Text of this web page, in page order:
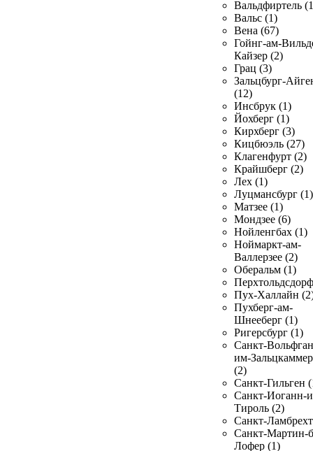
Вальдфиртель
Вальс (1)
Вена (67)
Гойнг-ам-
Кайзер (2)
Грац (3)
Зальцбург-
(12)
Инсбрук (1)
Йохберг (1)
Кирхберг (3)
Кицбюэль (27)
Клагенфурт (2)
Крайшберг (2)
Лех (1)
Луцмансбург (1)
Матзее (1)
Мондзее (6)
Нойленгбах (1)
Ноймаркт-ам-
Валлерзее (2)
Оберальм (1)
Пух-Халлайн
Пухберг-ам-
Шнееберг (1)
Ригерсбург (1)
Санкт-
им-
(2)
Санкт-Гильген
Санкт-Иоганн-
Тироль (2)
Санкт-
Санкт-Мартин-
Лофер (1)